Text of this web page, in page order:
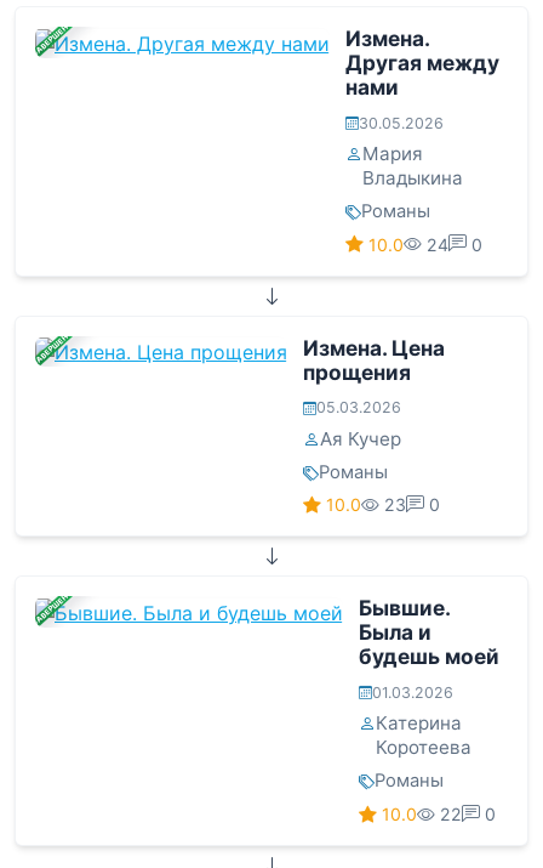
ЗАВЕРШЕНА
Измена.
Другая между
нами
30.05.2026
Мария
Владыкина
Романы
10.0 24 0
ЗАВЕРШЕНА
Измена. Цена
прощения
05.03.2026
Ая Кучер
Романы
10.0 23 0
ЗАВЕРШЕНА
Бывшие.
Была и
будешь моей
01.03.2026
Катерина
Коротеева
Романы
10.0 22 0